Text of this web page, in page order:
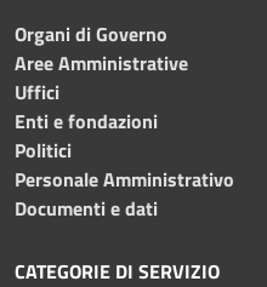
Organi di Governo
Aree Amministrative
Uffici
Enti e fondazioni
Politici
Personale Amministrativo
Documenti e dati
CATEGORIE DI SERVIZIO